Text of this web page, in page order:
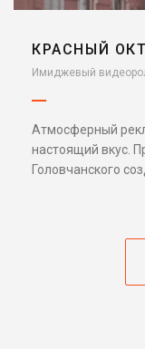
КРАСНЫЙ
Имиджевый
Атмосферный
настоящий вкус.
Головчанского